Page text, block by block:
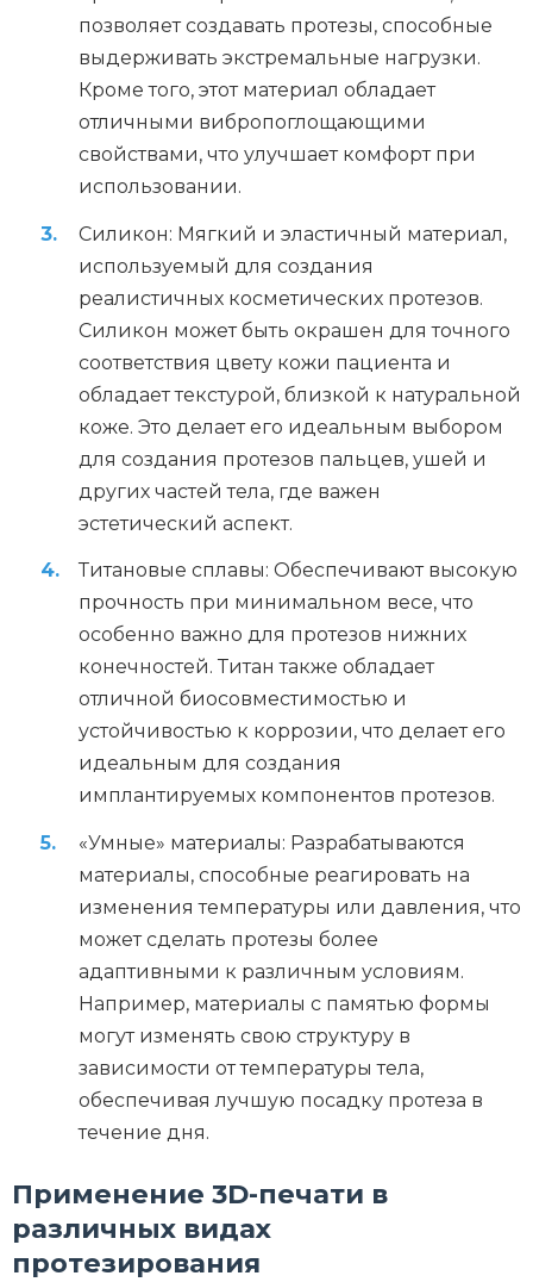
позволяет создавать протезы, способные
выдерживать экстремальные нагрузки.
Кроме того, этот материал обладает
отличными вибропоглощающими
свойствами, что улучшает комфорт при
использовании.
Силикон: Мягкий и эластичный материал,
используемый для создания
реалистичных косметических протезов.
Силикон может быть окрашен для точного
соответствия цвету кожи пациента и
обладает текстурой, близкой к натуральной
коже. Это делает его идеальным выбором
для создания протезов пальцев, ушей и
других частей тела, где важен
эстетический аспект.
Титановые сплавы: Обеспечивают высокую
прочность при минимальном весе, что
особенно важно для протезов нижних
конечностей. Титан также обладает
отличной биосовместимостью и
устойчивостью к коррозии, что делает его
идеальным для создания
имплантируемых компонентов протезов.
«Умные» материалы: Разрабатываются
материалы, способные реагировать на
изменения температуры или давления, что
может сделать протезы более
адаптивными к различным условиям.
Например, материалы с памятью формы
могут изменять свою структуру в
зависимости от температуры тела,
обеспечивая лучшую посадку протеза в
течение дня.
Применение 3D-печати в
различных видах
протезирования